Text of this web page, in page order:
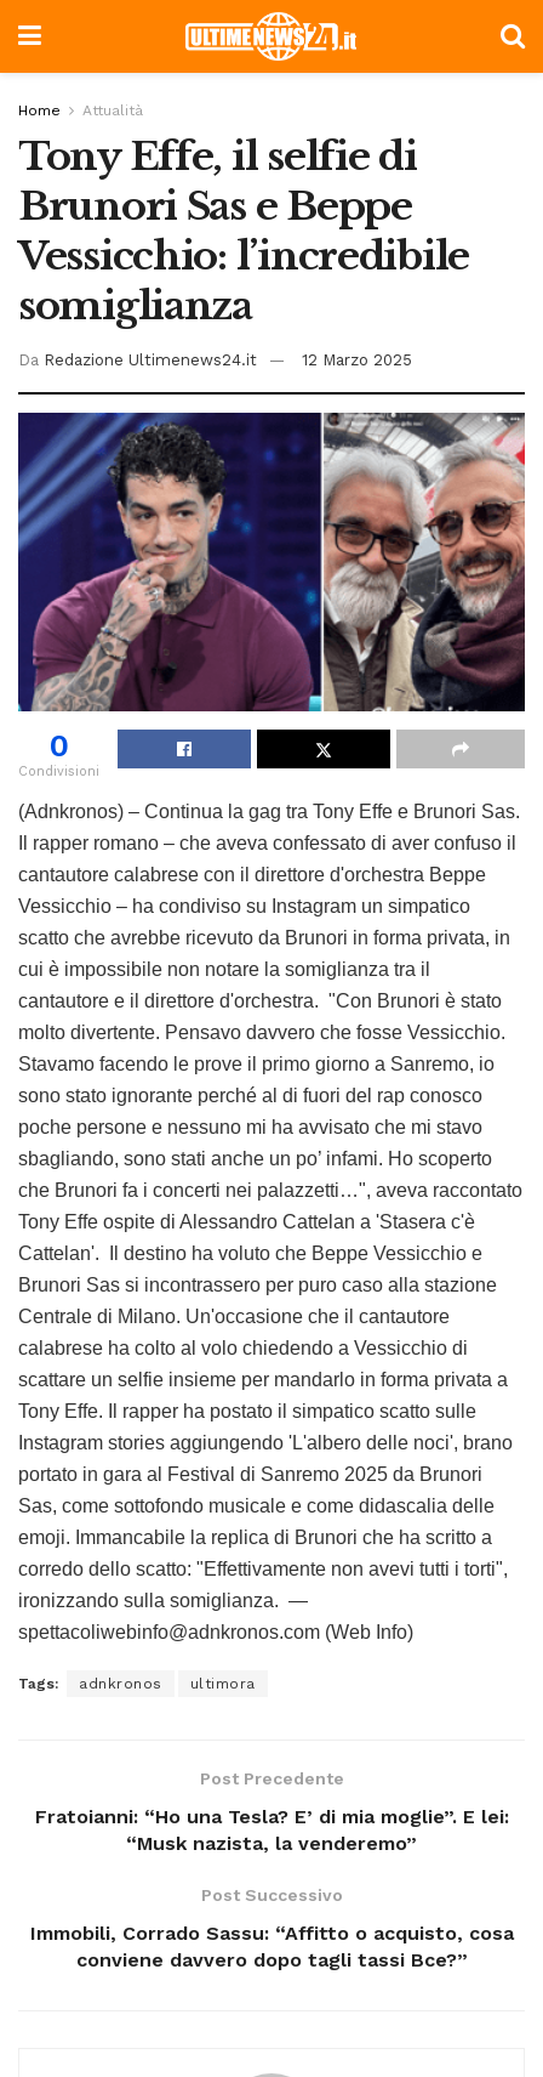
Home Attualità
Tony Effe, il selfie di
Brunori Sas e Beppe
Vessicchio: l’incredibile
somiglianza
Da Redazione Ultimenews24.it 12 Marzo 2025
0
Condivisioni
(Adnkronos) – Continua la gag tra Tony Effe e Brunori Sas.
Il rapper romano – che aveva confessato di aver confuso il
cantautore calabrese con il direttore d'orchestra Beppe
Vessicchio – ha condiviso su Instagram un simpatico
scatto che avrebbe ricevuto da Brunori in forma privata, in
cui è impossibile non notare la somiglianza tra il
cantautore e il direttore d'orchestra. "Con Brunori è stato
molto divertente. Pensavo davvero che fosse Vessicchio.
Stavamo facendo le prove il primo giorno a Sanremo, io
sono stato ignorante perché al di fuori del rap conosco
poche persone e nessuno mi ha avvisato che mi stavo
sbagliando, sono stati anche un po’ infami. Ho scoperto
che Brunori fa i concerti nei palazzetti…", aveva raccontato
Tony Effe ospite di Alessandro Cattelan a 'Stasera c'è
Cattelan'. Il destino ha voluto che Beppe Vessicchio e
Brunori Sas si incontrassero per puro caso alla stazione
Centrale di Milano. Un'occasione che il cantautore
calabrese ha colto al volo chiedendo a Vessicchio di
scattare un selfie insieme per mandarlo in forma privata a
Tony Effe. Il rapper ha postato il simpatico scatto sulle
Instagram stories aggiungendo 'L'albero delle noci', brano
portato in gara al Festival di Sanremo 2025 da Brunori
Sas, come sottofondo musicale e come didascalia delle
emoji. Immancabile la replica di Brunori che ha scritto a
corredo dello scatto: "Effettivamente non avevi tutti i torti",
ironizzando sulla somiglianza. —
spettacoliwebinfo@adnkronos.com (Web Info)
Tags: adnkronos ultimora
Post Precedente
Fratoianni: “Ho una Tesla? E’ di mia moglie”. E lei:
“Musk nazista, la venderemo”
Post Successivo
Immobili, Corrado Sassu: “Affitto o acquisto, cosa
conviene davvero dopo tagli tassi Bce?”